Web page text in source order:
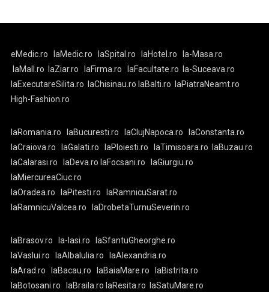
eMedic.ro laMedic.ro laSpital.ro laHotel.ro
la-Masa.ro
laMall.ro
laZiar.ro laFirma.ro laFacultate.ro
la-Suceava.ro
laExecutareSilita.ro
laChisinau.ro laBalti.ro
laPiatraNeamt.ro
High-Fashion.ro
laRomania.ro laBucuresti.ro laClujNapoca.ro
laConstanta.ro
laCraiova.ro
laGalati.ro laPloiesti.ro laTimisoara.ro
laBuzau.ro
laCalarasi.ro
laDeva.ro laFocsani.ro
laGiurgiu.ro
laMiercureaCiuc.ro
laOradea.ro
laPitesti.ro
laRamnicuSarat.ro
laRamnicuValcea.ro
laDrobetaTurnuSeverin.ro
laBrasov.ro la-Iasi.ro
laSfantuGheorghe.ro
laVaslui.ro
laAlbaIulia.ro
laAlexandria.ro
laArad.ro
laBacau.ro laBaiaMare.ro
laBistrita.ro
laBotosani.ro
laBraila.ro laResita.ro laSatuMare.ro